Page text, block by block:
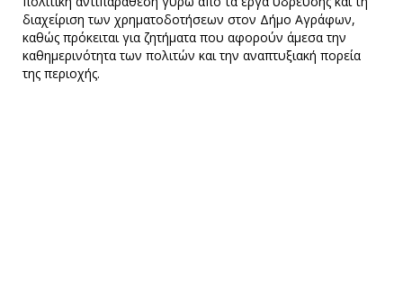
διαχείριση των χρηματοδοτήσεων στον Δήμο Αγράφων,
καθώς πρόκειται για ζητήματα που αφορούν άμεσα την
καθημερινότητα των πολιτών και την αναπτυξιακή πορεία
της περιοχής.